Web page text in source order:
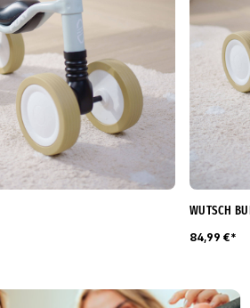
WUTSCH
84,99 €*